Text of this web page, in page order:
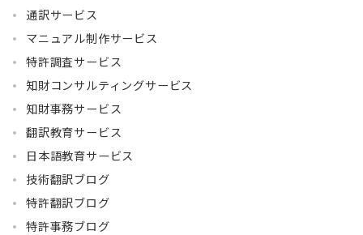
通訳サービス
マニュアル制作サービス
特許調査サービス
知財コンサルティングサービス
知財事務サービス
翻訳教育サービス
日本語教育サービス
技術翻訳ブログ
特許翻訳ブログ
特許事務ブログ